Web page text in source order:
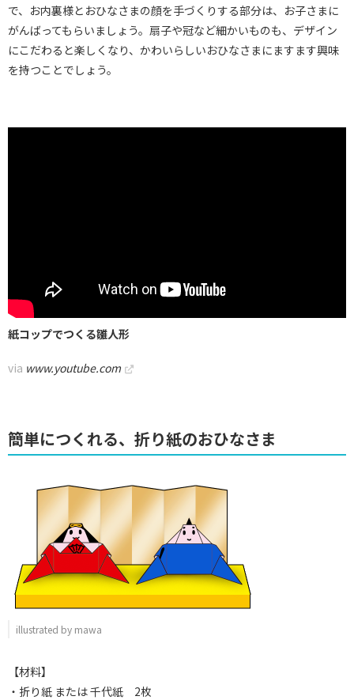
で、お内裏様とおひなさまの顔を手づくりする部分は、お子さまに
がんばってもらいましょう。扇子や冠など細かいものも、デザイン
にこだわると楽しくなり、かわいらしいおひなさまにますます興味
を持つことでしょう。
紙コップでつくる雛人形
via www.youtube.com
簡単につくれる、折り紙のおひなさま
illustrated by mawa
【材料】
・折り紙 または 千代紙 2枚